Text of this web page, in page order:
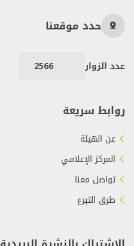
حدد موقعنا
عدد الزوار 2566
روابط سريعة
عن الهيئة
المركز الإعلامي
تواصل معنا
طرق التبرع